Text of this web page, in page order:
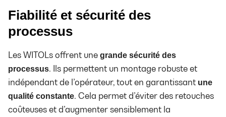
Fiabilité et sécurité des
processus
Les WITOLs offrent une grande sécurité des
processus. Ils permettent un montage robuste et
indépendant de l’opérateur, tout en garantissant une
qualité constante. Cela permet d’éviter des retouches
coûteuses et d’augmenter sensiblement la